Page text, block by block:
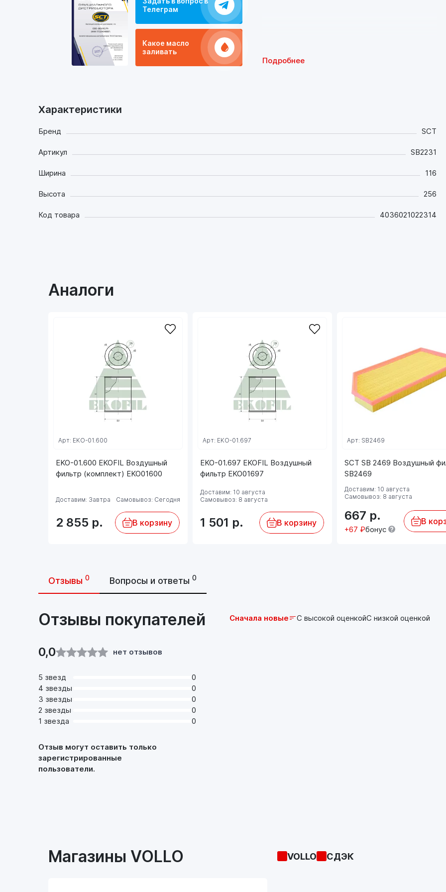
Телеграм
Какое масло
заливать
Подробнее
Характеристики
Бренд SCT
Артикул SB2231
Ширина 116
Высота 256
Код товара 4036021022314
Аналоги
EKO-01.600 EKOFIL Воздушный
фильтр (комплект) EKO01600
Арт: EKO-01.600
Доставим: Завтра Самовывоз: Сегодня
2 855 р. В корзину
EKO-01.697 EKOFIL Воздушный
фильтр EKO01697
Арт: EKO-01.697
Доставим: 10 августа
Самовывоз: 8 августа
1 501 р. В корзину
SCT SB 2469 Воздушный
SB2469
Арт: SB2469
Доставим: 10 августа
Самовывоз: 8 августа
667 р.
+67 ₽бонус
В
Отзывы 0 Вопросы и ответы 0
Отзывы покупателей
0,0 нет отзывов
5 звезд
0
4 звезды
0
3 звезды
0
2 звезды
0
1 звезда
0
Отзыв могут оставить только
зарегистрированные
пользователи.
Сначала новые С высокой оценкойС низкой оценкой
Магазины VOLLO VOLLO СДЭК